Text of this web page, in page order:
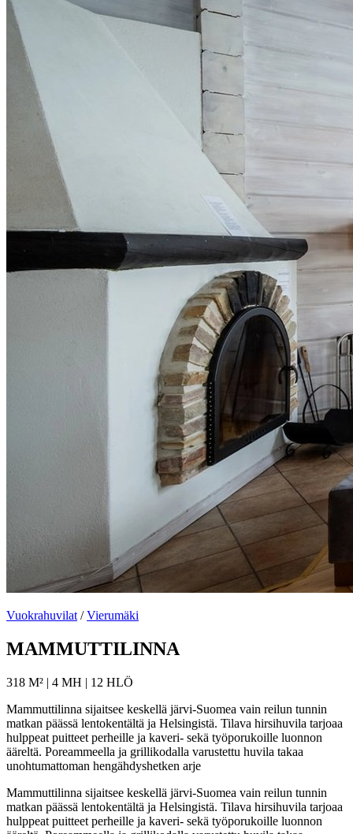
Vuokrahuvilat /Vierumäki
MAMMUTTILINNA
318 M² | 4 MH | 12 HLÖ
Mammuttilinna sijaitsee keskellä järvi-Suomea vain reilun tunnin
matkan päässä lentokentältä ja Helsingistä. Tilava hirsihuvila tarjoaa
hulppeat puitteet perheille ja kaveri- sekä työporukoille luonnon
ääreltä. Poreammeella ja grillikodalla varustettu huvila takaa
unohtumattoman hengähdyshetken arje
Mammuttilinna sijaitsee keskellä järvi-Suomea vain reilun tunnin
matkan päässä lentokentältä ja Helsingistä. Tilava hirsihuvila tarjoaa
hulppeat puitteet perheille ja kaveri- sekä työporukoille luonnon